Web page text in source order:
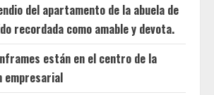
del apartamento de la abuela de
recordada como amable y devota.
están en el centro de la